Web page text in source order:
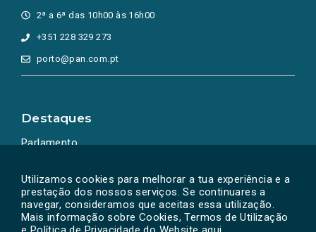
Utilizamos cookies para melhorar a tua experiência e a
prestação dos nossos serviços. Se continuares a
navegar, consideramos que aceitas essa utilização.
Mais informação sobre Cookies, Termos de Utilização
2ª a 6ª das 10h00 às 16h00
+351 228 329 273
porto@pan.com.pt
Destaques
Parlamento